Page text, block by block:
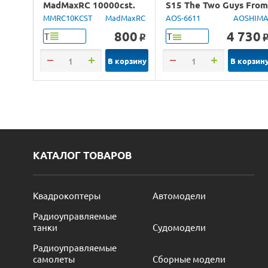
MadMaxRC 10000cst.
100ml.
MMRC10KCST MadMaxRC
Т 800 o
В корзину
S15 The Two Guys From
Tokyo, 1/24
AOS-6611 AOSHIMA
Т 4 730 o
В
КАТАЛОГ ТОВАРОВ
Квадрокоптеры
Автомодели
Радиоуправляемые
танки
Судомодели
Радиоуправляемые
самолеты
Сборные модели